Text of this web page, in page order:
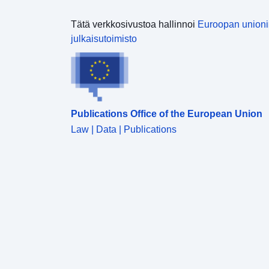
Tätä verkkosivustoa hallinnoi Euroopan
julkaisutoimisto
Publications Office of the European Union
Law | Data | Publications